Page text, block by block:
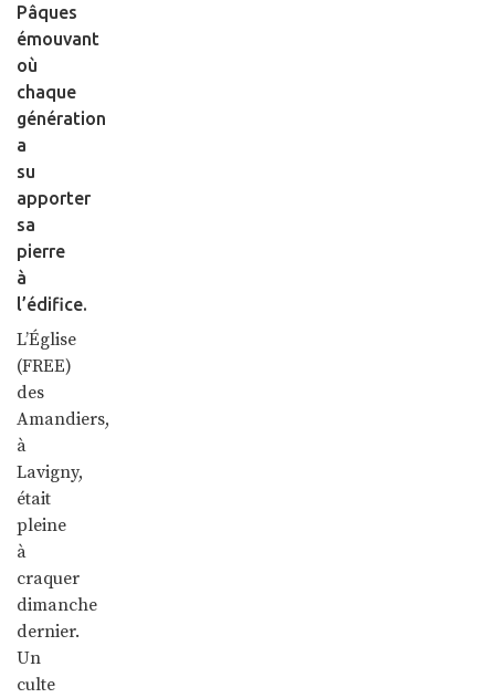
Pâques
émouvant
où
chaque
génération
a
su
apporter
sa
pierre
à
l’édifice.
L’Église
(FREE)
des
Amandiers,
à
Lavigny,
était
pleine
à
craquer
dimanche
dernier.
Un
culte